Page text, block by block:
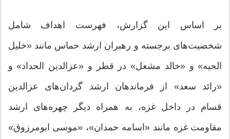
بر اساس این گزارش، فهرست اهداف شامل
شخصیت‌های برجسته و رهبران ارشد حماس مانند «خلیل
الحیه» و «خالد مشعل» در قطر و «عزالدین الحداد» و
«رائد سعد» از فرماندهان ارشد گردان‌های عزالدین
قسام در داخل غزه، به همراه دیگر چهره‌های ارشد
مقاومت غزه مانند «اسامه حمدان»، «موسی ابومرزوق»